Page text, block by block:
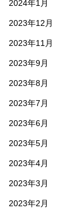
2024年1月
2023年12月
2023年11月
2023年9月
2023年8月
2023年7月
2023年6月
2023年5月
2023年4月
2023年3月
2023年2月